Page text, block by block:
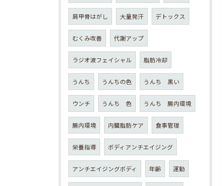
肩甲骨はがし 大量発汗 デトックス
むくみ改善 代謝アップ
ラジオ波フェイシャル 脂肪冷却
うんち うんちの色 うんち 黒い
ウンチ うんち 色 うんち 腸内環境
腸内環境 内臓脂肪ケア 食事管理
栄養指導 ボディアンチエイジング
アンチエイジングボディ 年齢 運動